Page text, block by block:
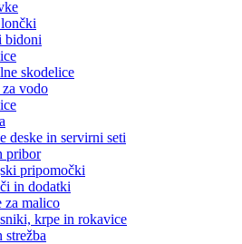
bidoni
skodelice
vodo
deske in servirni seti
pribor
pripomočki
in dodatki
za malico
krpe in rokavice